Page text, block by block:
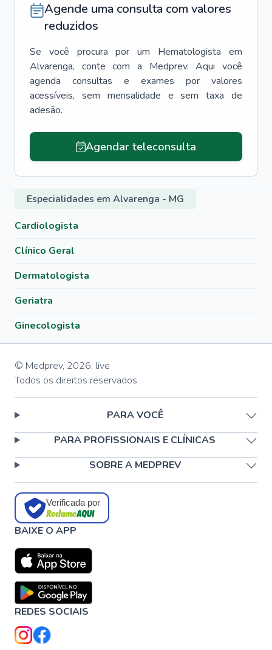
Agende uma consulta com valores
reduzidos
Se você procura por um Hematologista
em
Alvarenga, conte com a Medprev. Aqui você
agenda consultas e exames por valores
acessíveis, sem mensalidade e sem taxa de
adesão.
Agendar teleconsulta
Especialidades em Alvarenga - MG
Cardiologista
Clínico Geral
Dermatologista
Geriatra
Ginecologista
© Medprev, 2026, live
Todos os direitos reservados
PARA VOCÊ
PARA PROFISSIONAIS E CLÍNICAS
SOBRE A MEDPREV
Verificada por
BAIXE O APP
REDES SOCIAIS